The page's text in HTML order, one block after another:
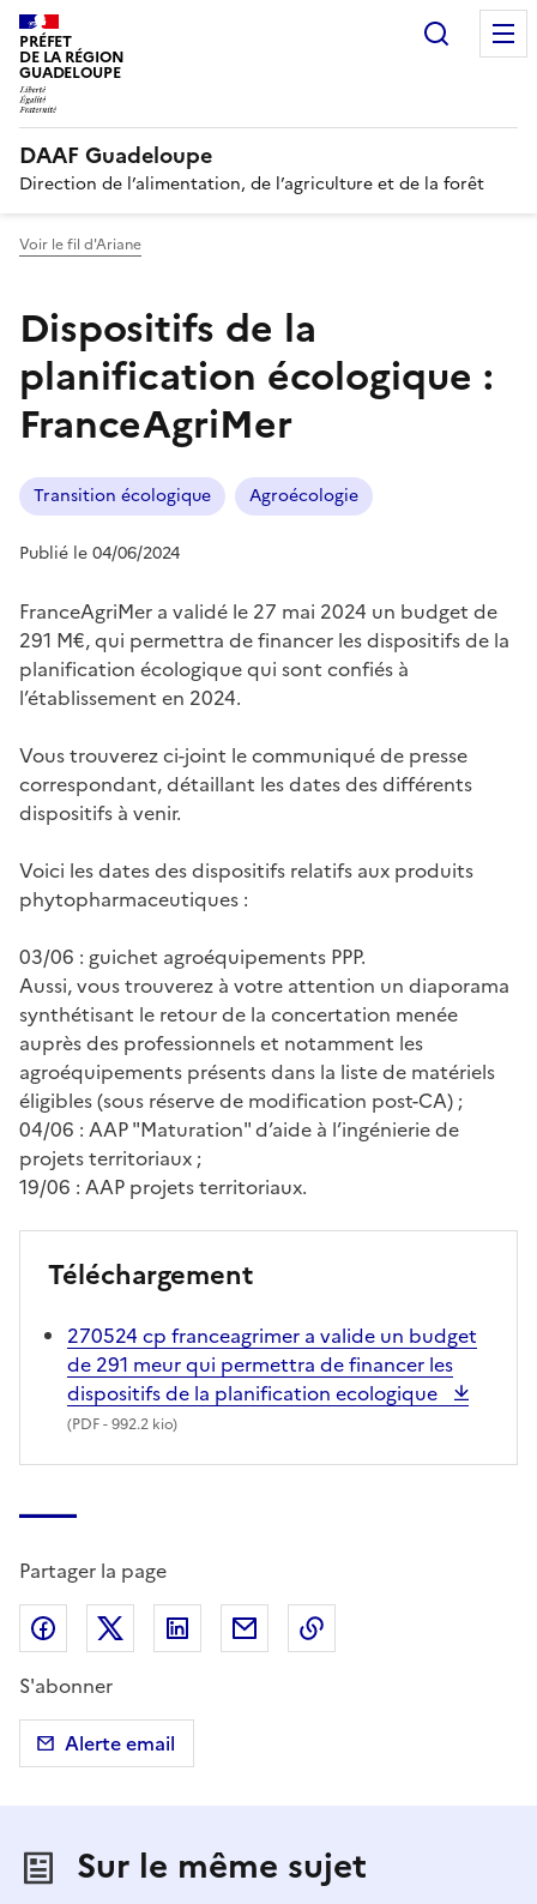
PRÉFET
DE LA RÉGION
GUADELOUPE
DAAF Guadeloupe
Direction de l’alimentation, de l’agriculture et de la forêt
Voir le fil d'Ariane
Dispositifs de la
planification écologique :
FranceAgriMer
Transition écologique Agroécologie
Publié le 04/06/2024
FranceAgriMer a validé le 27 mai 2024 un budget de
291 M€, qui permettra de financer les dispositifs de la
planification écologique qui sont confiés à
l’établissement en 2024.
Vous trouverez ci-joint le communiqué de presse
correspondant, détaillant les dates des différents
dispositifs à venir.
Voici les dates des dispositifs relatifs aux produits
phytopharmaceutiques :
03/06 : guichet agroéquipements PPP.
Aussi, vous trouverez à votre attention un diaporama
synthétisant le retour de la concertation menée
auprès des professionnels et notamment les
agroéquipements présents dans la liste de matériels
éligibles (sous réserve de modification post-CA) ;
04/06 : AAP "Maturation" d’aide à l’ingénierie de
projets territoriaux ;
19/06 : AAP projets territoriaux.
Téléchargement
270524 cp franceagrimer a valide un budget
de 291 meur qui permettra de financer les
dispositifs de la planification ecologique
(PDF- 992.2 kio)
Partager la page
Partager sur Facebook
Partager sur X (anciennement Twitter)
Partager sur LinkedIn
Partager par email
S'abonner
Alerte email
Sur le même sujet